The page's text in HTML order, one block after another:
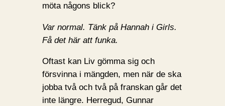
möta någons blick?
Var normal. Tänk på Hannah i Girls.
Få det här att funka.
Oftast kan Liv gömma sig och
försvinna i mängden, men när de ska
jobba två och två på franskan går det
inte längre. Herregud, Gunnar